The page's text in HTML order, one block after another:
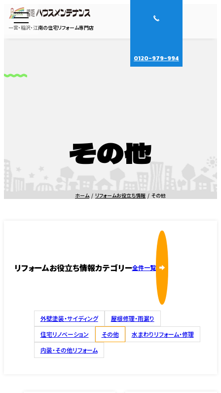
一宮・稲沢・江南の住宅リフォーム専門店
0120-979-994
その他
ホーム リフォームお役立ち情報 その他
リフォームお役立ち情報カテゴリー全件一覧
外壁塗装・サイディング
屋根修理・雨漏り
住宅リノベーション
その他
水まわりリフォーム・修理
内装・その他リフォーム